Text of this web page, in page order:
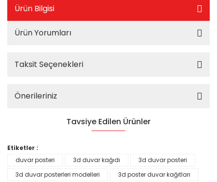
Ürün Bilgisi
Ürün Yorumları
Taksit Seçenekleri
Önerileriniz
Tavsiye Edilen Ürünler
Etiketler :
duvar posteri
3d duvar kağıdı
3d duvar posteri
3d duvar posterleri modelleri
3d poster duvar kağıtları